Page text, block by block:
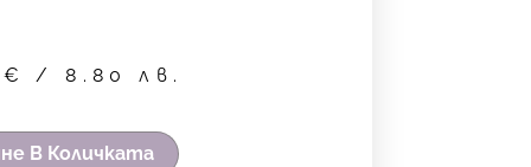
€ / 8.80 лв.
В Количката